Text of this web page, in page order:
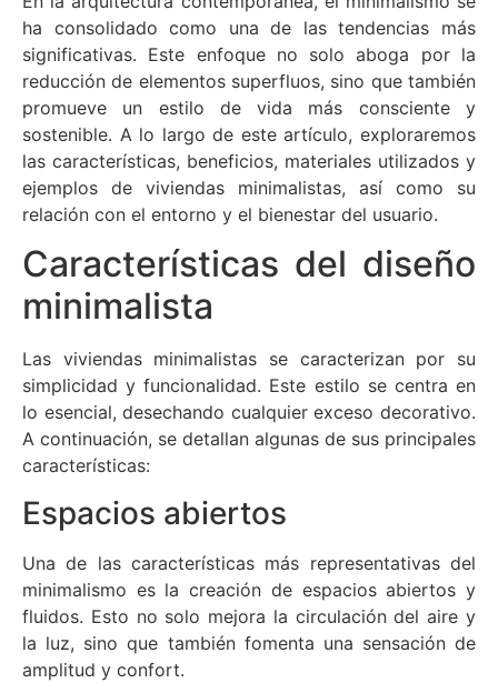
ha consolidado como una de las tendencias más
significativas. Este enfoque no solo aboga por la
reducción de elementos superfluos, sino que también
promueve un estilo de vida más consciente y
sostenible. A lo largo de este artículo, exploraremos
las características, beneficios, materiales utilizados y
ejemplos de viviendas minimalistas, así como su
relación con el entorno y el bienestar del usuario.
Características del diseño
minimalista
Las viviendas minimalistas se caracterizan por su
simplicidad y funcionalidad. Este estilo se centra en
lo esencial, desechando cualquier exceso decorativo.
A continuación, se detallan algunas de sus principales
características:
Espacios abiertos
Una de las características más representativas del
minimalismo es la creación de espacios abiertos y
fluidos. Esto no solo mejora la circulación del aire y
la luz, sino que también fomenta una sensación de
amplitud y confort.